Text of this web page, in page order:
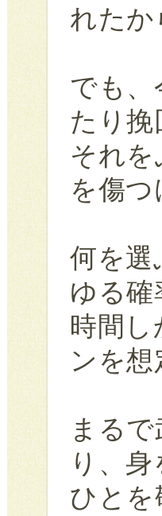
れた
でも、
たり
それ
を傷つ
何を選
ゆる
時間
ンを想
まる
り、
ひとを